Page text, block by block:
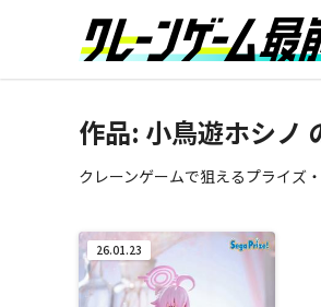
作品: 小鳥遊ホシノ
クレーンゲームで狙えるプライズ
26.01.23